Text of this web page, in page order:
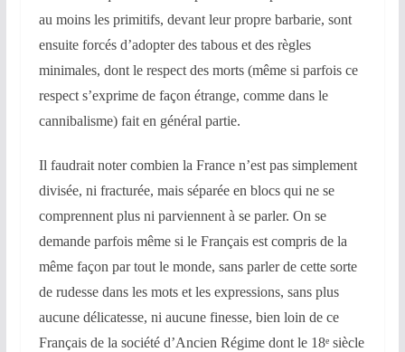
au moins les primitifs, devant leur propre barbarie, sont
ensuite forcés d’adopter des tabous et des règles
minimales, dont le respect des morts (même si parfois ce
respect s’exprime de façon étrange, comme dans le
cannibalisme) fait en général partie.
Il faudrait noter combien la France n’est pas simplement
divisée, ni fracturée, mais séparée en blocs qui ne se
comprennent plus ni parviennent à se parler. On se
demande parfois même si le Français est compris de la
même façon par tout le monde, sans parler de cette sorte
de rudesse dans les mots et les expressions, sans plus
aucune délicatesse, ni aucune finesse, bien loin de ce
Français de la société d’Ancien Régime dont le 18esiècle